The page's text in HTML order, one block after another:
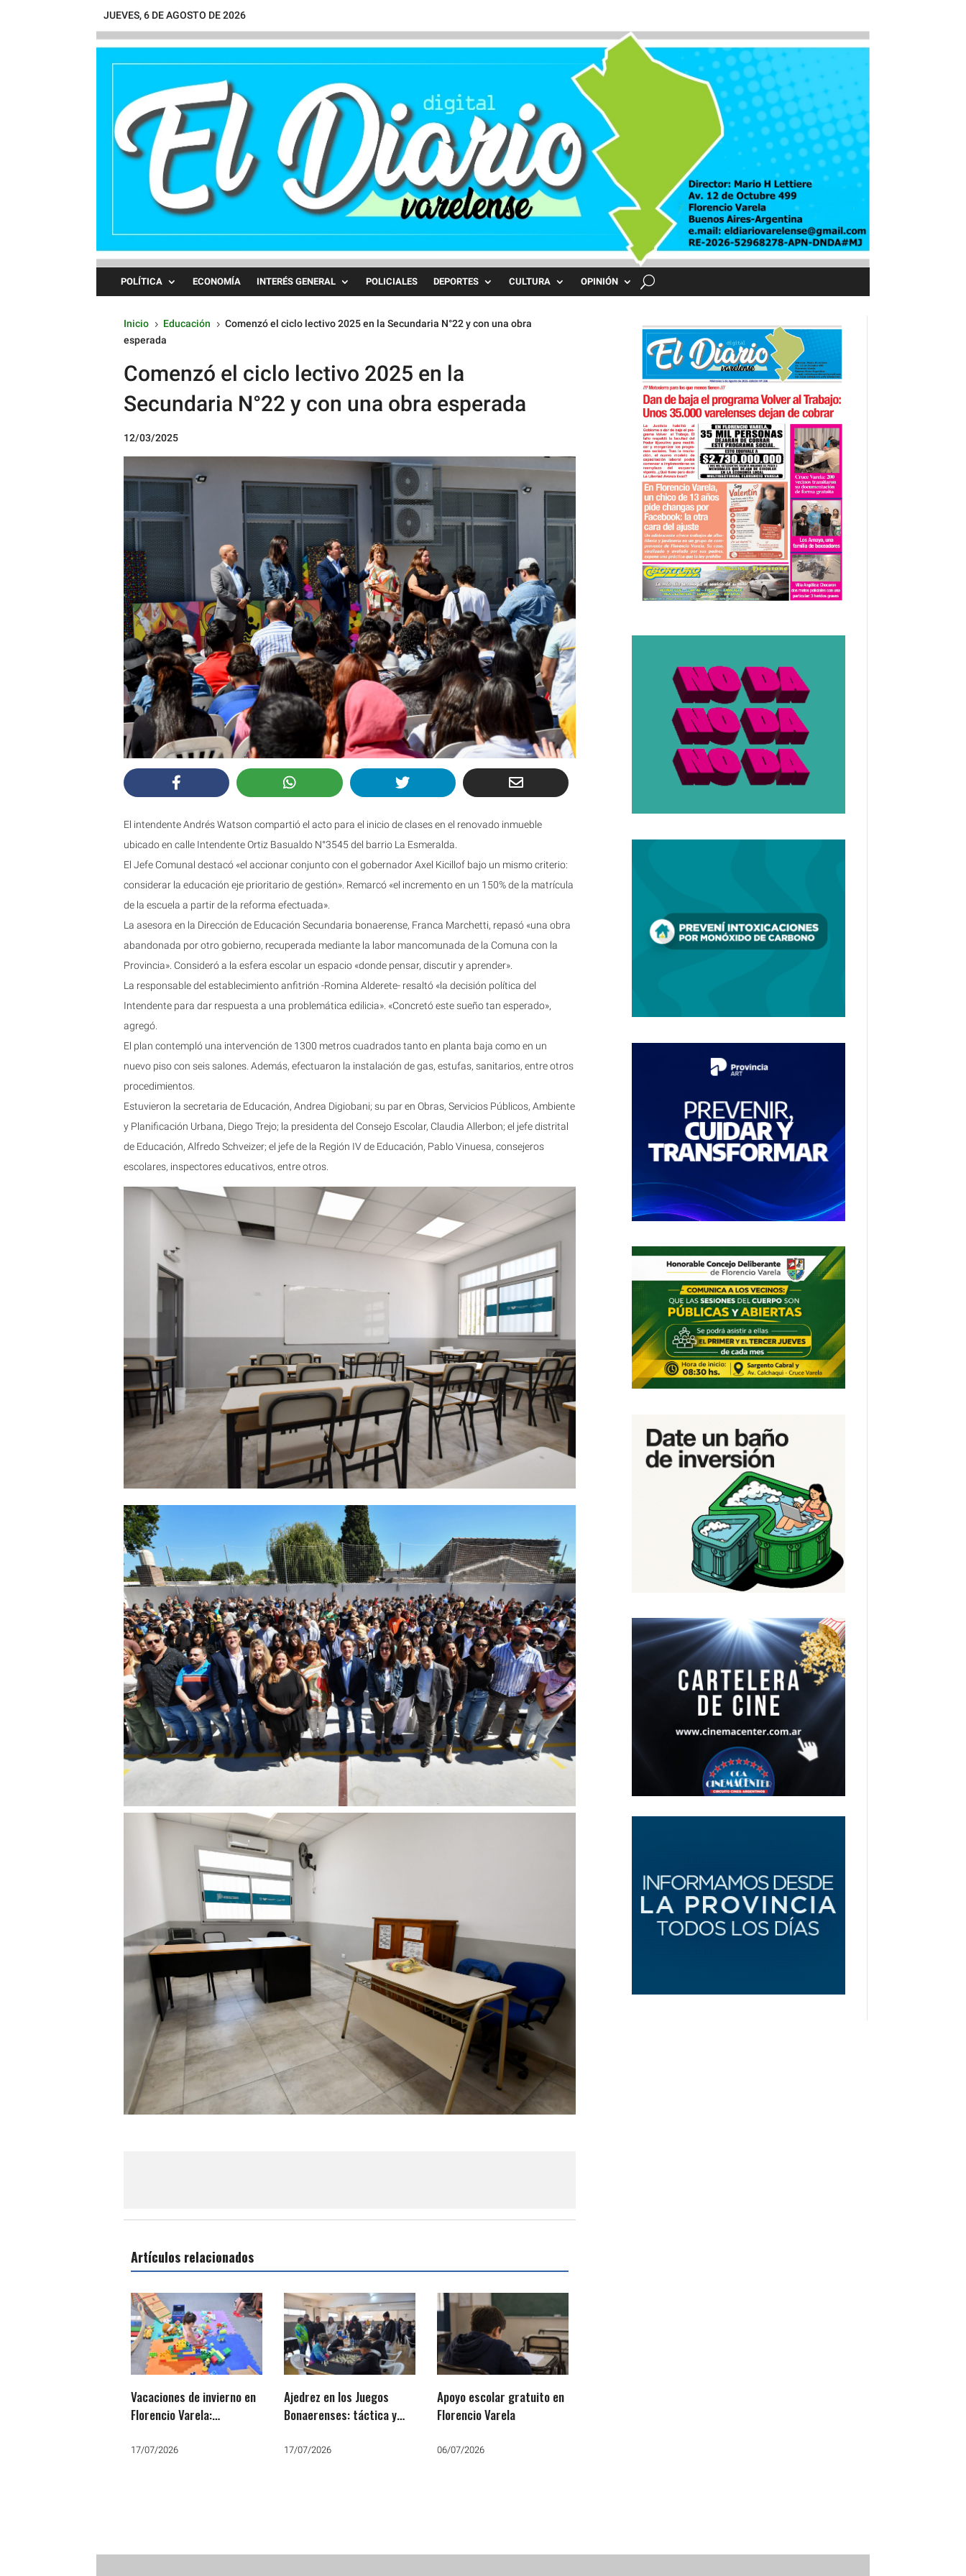
JUEVES, 6 DE AGOSTO DE 2026
POLÍTICA ECONOMÍA INTERÉS GENERAL POLICIALES DEPORTES CULTURA OPINIÓN
Inicio 5 Educación 5 Comenzó el ciclo lectivo 2025 en la Secundaria N°22 y con una obra
esperada
Comenzó el ciclo lectivo 2025 en la
Secundaria N°22 y con una obra esperada
12/03/2025
El intendente Andrés Watson compartió el acto para el inicio de clases en el renovado inmueble
ubicado en calle Intendente Ortiz Basualdo N°3545 del barrio La Esmeralda.
El Jefe Comunal destacó «el accionar conjunto con el gobernador Axel Kicillof bajo un mismo criterio:
considerar la educación eje prioritario de gestión». Remarcó «el incremento en un 150% de la matrícula
de la escuela a partir de la reforma efectuada».
La asesora en la Dirección de Educación Secundaria bonaerense, Franca Marchetti, repasó «una obra
abandonada por otro gobierno, recuperada mediante la labor mancomunada de la Comuna con la
Provincia». Consideró a la esfera escolar un espacio «donde pensar, discutir y aprender».
La responsable del establecimiento anfitrión -Romina Alderete- resaltó «la decisión política del
Intendente para dar respuesta a una problemática edilicia». «Concretó este sueño tan esperado»,
agregó.
El plan contempló una intervención de 1300 metros cuadrados tanto en planta baja como en un
nuevo piso con seis salones. Además, efectuaron la instalación de gas, estufas, sanitarios, entre otros
procedimientos.
Estuvieron la secretaria de Educación, Andrea Digiobani; su par en Obras, Servicios Públicos, Ambiente
y Planificación Urbana, Diego Trejo; la presidenta del Consejo Escolar, Claudia Allerbon; el jefe distrital
de Educación, Alfredo Schveizer; el jefe de la Región IV de Educación, Pablo Vinuesa, consejeros
escolares, inspectores educativos, entre otros.
Artículos relacionados
Vacaciones de invierno en
Florencio Varela:
educativos gratuitos
17/07/2026
Ajedrez en los Juegos
Bonaerenses: táctica y
la próxima etapa
17/07/2026
Apoyo escolar gratuito en
Florencio Varela
06/07/2026